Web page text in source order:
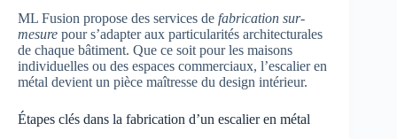
ML Fusion propose des services de fabrication sur-
mesure pour s’adapter aux particularités architecturales
de chaque bâtiment. Que ce soit pour les maisons
individuelles ou des espaces commerciaux, l’escalier en
métal devient un pièce maîtresse du design intérieur.
Étapes clés dans la fabrication d’un escalier en métal